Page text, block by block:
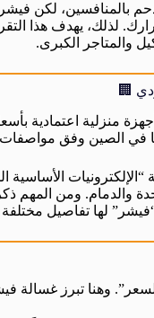
بالمنافسين، لكن
لذلك، يهدف هذا
والمتاجر الكبرى.
منزلية اعتمادية
في الصين وفق
والدمام. ومن المهم
“فيشر” لها تفاصيل
وهنا تبرز غسالة